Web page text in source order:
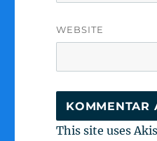
WEBSITE
This site uses